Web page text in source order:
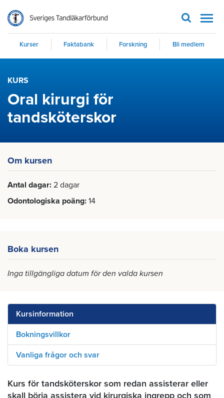
Kurser Faktabank Forskning Bli medlem
KURS
Oral kirurgi för
tandsköterskor
Om kursen
Antal dagar 2 dagar
Odontologiska poäng 14
Boka kursen
Inga tillgängliga datum för den valda kursen
Kursinformation
Bokningsvillkor
Vanliga frågor och svar
Kurs för tandsköterskor som redan assisterar eller
skall börja assistera vid kirurgiska ingrepp och som